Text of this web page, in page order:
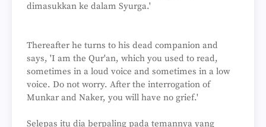
dimasukkan ke dalam Syurga.'
Thereafter he turns to his dead companion and
says, 'I am the Qur'an, which you used to read,
sometimes in a loud voice and sometimes in a low
voice. Do not worry. After the interrogation of
Munkar and Naker, you will have no grief.'
Selepas itu dia berpaling pada temannya yang